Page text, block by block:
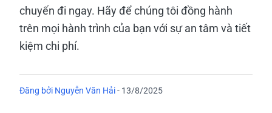
chuyến đi ngay. Hãy để chúng tôi đồng hành
trên mọi hành trình của bạn với sự an tâm và tiết
kiệm chi phí.
Đăng bởi Nguyễn Văn Hải- 13/8/2025